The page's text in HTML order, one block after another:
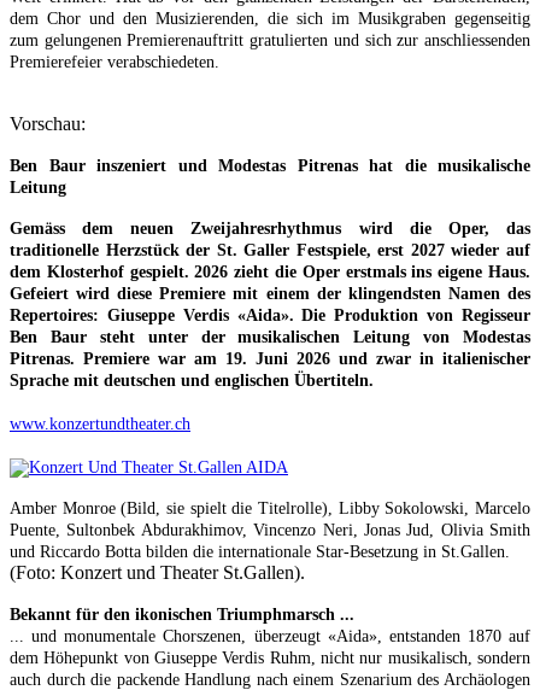
dem Chor und den Musizierenden, die sich im Musikgraben gegenseitig
zum gelungenen Premierenauftritt gratulierten und sich zur anschliessenden
Premierefeier verabschiedeten.
Vorschau:
Ben Baur inszeniert und Modestas Pitrenas hat die musikalische
Leitung
Gemäss dem neuen Zweijahresrhythmus wird die Oper, das
traditionelle Herzstück der St. Galler Festspiele, erst 2027 wieder auf
dem Klosterhof gespielt. 2026 zieht die Oper erstmals ins eigene Haus.
Gefeiert wird diese Premiere mit einem der klingendsten Namen des
Repertoires: Giuseppe Verdis «Aida». Die Produktion von Regisseur
Ben Baur steht unter der musikalischen Leitung von Modestas
Pitrenas. Premiere war am 19. Juni 2026 und zwar in italienischer
Sprache mit deutschen und englischen Übertiteln.
www.konzertundtheater.ch
Amber Monroe (Bild, sie spielt die Titelrolle), Libby Sokolowski, Marcelo
Puente, Sultonbek Abdurakhimov, Vincenzo Neri, Jonas Jud, Olivia Smith
und Riccardo Botta bilden die internationale Star-Besetzung in St.Gallen.
(Foto: Konzert und Theater St.Gallen).
Bekannt für den ikonischen Triumphmarsch ...
... und monumentale Chorszenen, überzeugt «Aida», entstanden 1870 auf
dem Höhepunkt von Giuseppe Verdis Ruhm, nicht nur musikalisch, sondern
auch durch die packende Handlung nach einem Szenarium des Archäologen